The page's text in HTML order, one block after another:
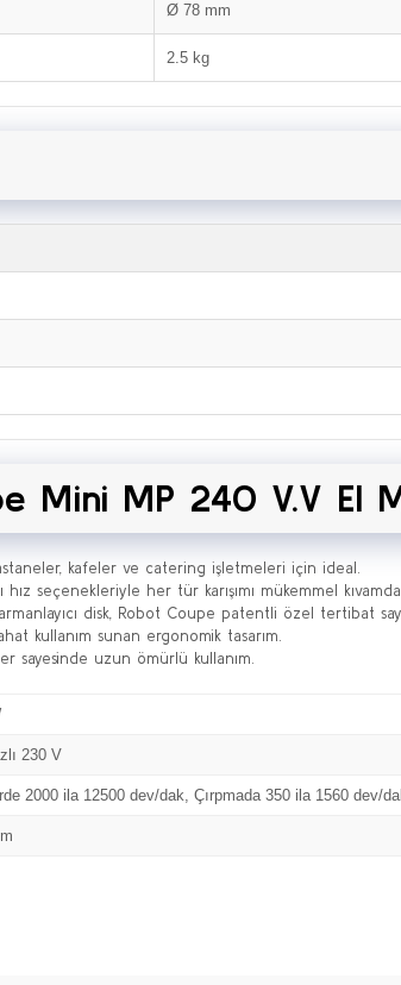
Ø 78 mm
2.5 kg
Mini MP 240 V.V El
kafeler ve catering işletmeleri için ideal.
hız seçenekleriyle her tür karışımı mükemmel kıvamda
disk, Robot Coupe patentli özel tertibat
kullanım sunan ergonomik tasarım.
sayesinde uzun ömürlü kullanım.
230 V
2000 ila 12500 dev/dak, Çırpmada 350 ila 1560 dev/